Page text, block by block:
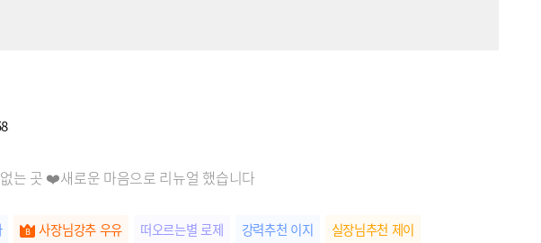
는 곳 ❤️새로운 마음으로 리뉴얼 했습니다
사장님강추 우유 떠오르는별 로제 강력추천 이지
실장님추천 제이